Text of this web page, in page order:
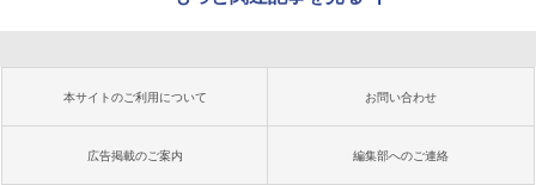
本サイトのご利用について お問い合わせ
広告掲載のご案内 編集部へのご連絡